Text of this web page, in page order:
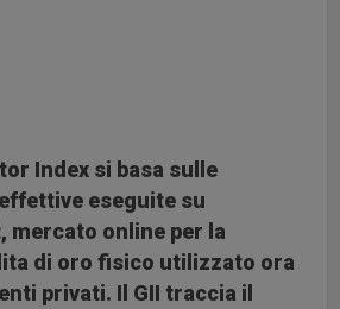
Index si basa sulle
eseguite su
mercato online per la
di oro fisico utilizzato ora
privati. Il GII traccia il